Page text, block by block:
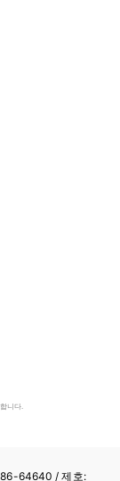
니다.
86-64640 / 제호: